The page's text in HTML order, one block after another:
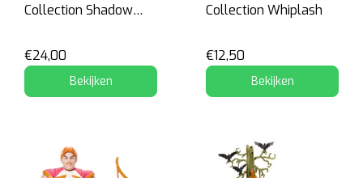
Collection Shadow
€24,00
Bekijken
Collection Whiplash
€12,50
Bekijken